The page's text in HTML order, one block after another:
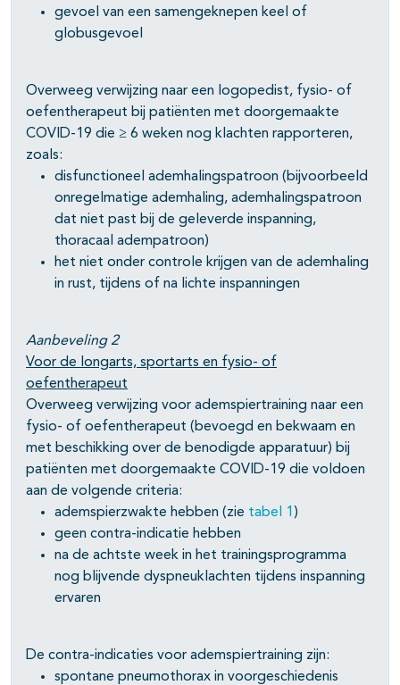
gevoel van een samengeknepen keel of
globusgevoel
Overweeg verwijzing naar een logopedist, fysio- of
oefentherapeut bij patiënten met doorgemaakte
COVID-19 die ≥ 6 weken nog klachten rapporteren,
zoals:
disfunctioneel ademhalingspatroon (bijvoorbeeld
onregelmatige ademhaling, ademhalingspatroon
dat niet past bij de geleverde inspanning,
thoracaal adempatroon)
het niet onder controle krijgen van de ademhaling
in rust, tijdens of na lichte inspanningen
Aanbeveling 2
Voor de longarts, sportarts en fysio- of
oefentherapeut
Overweeg verwijzing voor ademspiertraining naar een
fysio- of oefentherapeut (bevoegd en bekwaam en
met beschikking over de benodigde apparatuur) bij
patiënten met doorgemaakte COVID-19 die voldoen
aan de volgende criteria:
ademspierzwakte hebben (zie tabel 1 )
geen contra-indicatie hebben
na de achtste week in het trainingsprogramma
nog blijvende dyspneuklachten tijdens inspanning
ervaren
De contra-indicaties voor ademspiertraining zijn:
spontane pneumothorax in voorgeschiedenis